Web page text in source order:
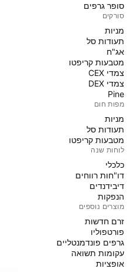
סופר גרפים
סורקים
מניות‏
תעודות סל
אג"ח
מטבעות קריפטו
צמדי CEX
צמדי DEX
Pine
מפות חום
מניות‏
תעודות סל
מטבעות קריפטו
לוחות שנה
כלכלי
דו"חות רווחים
דיבידנדים
הנפקות
מוצרים נוספים
זרם חדשות
פורטפוליו
גרפים פונדמנטליים
עקומות תשואה
אופציות